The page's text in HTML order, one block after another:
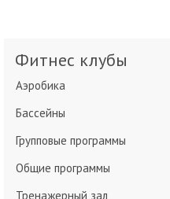
Фитнес клубы
Аэробика
Бассейны
Групповые программы
Общие программы
Тренажерный зал